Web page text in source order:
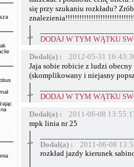
się przy szukaniu rozkładu?
->
DODAJ W TYM WĄTKU
Dodał(a) :
2012-05-31
Jaja sobie robicie z ludzi
(skomplikowany i niejasny
->
DODAJ W TYM WĄTKU
Dodał(a) :
2011-06-08
mpk linia nr 25
->
Dodał(a) :
2011-06-08
rozkład jazdy kierunek